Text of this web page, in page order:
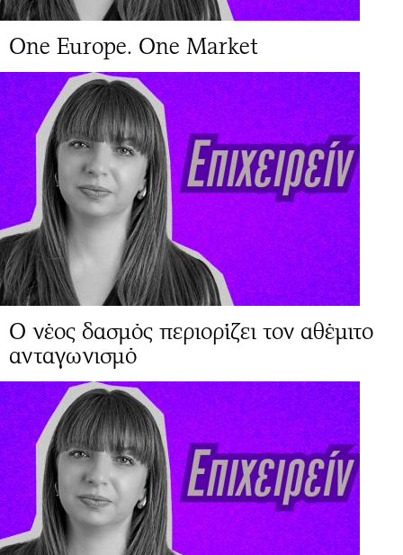
One Europe. One Market
Ο νέος δασμός περιορίζει τον αθέμιτο
ανταγωνισμό